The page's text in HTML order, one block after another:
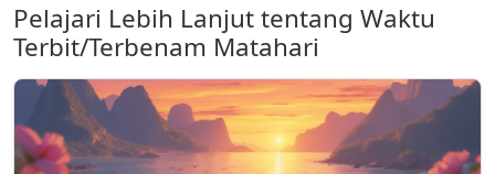
Pelajari Lebih Lanjut tentang Waktu
Terbit/Terbenam Matahari